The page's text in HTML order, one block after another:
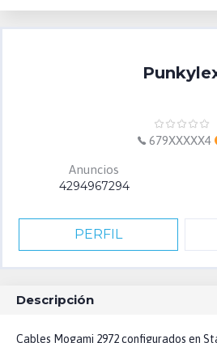
679XXXXX4
Anuncios
4294967294
PERFIL
Descripción
Cables Mogami 2972 configurados en